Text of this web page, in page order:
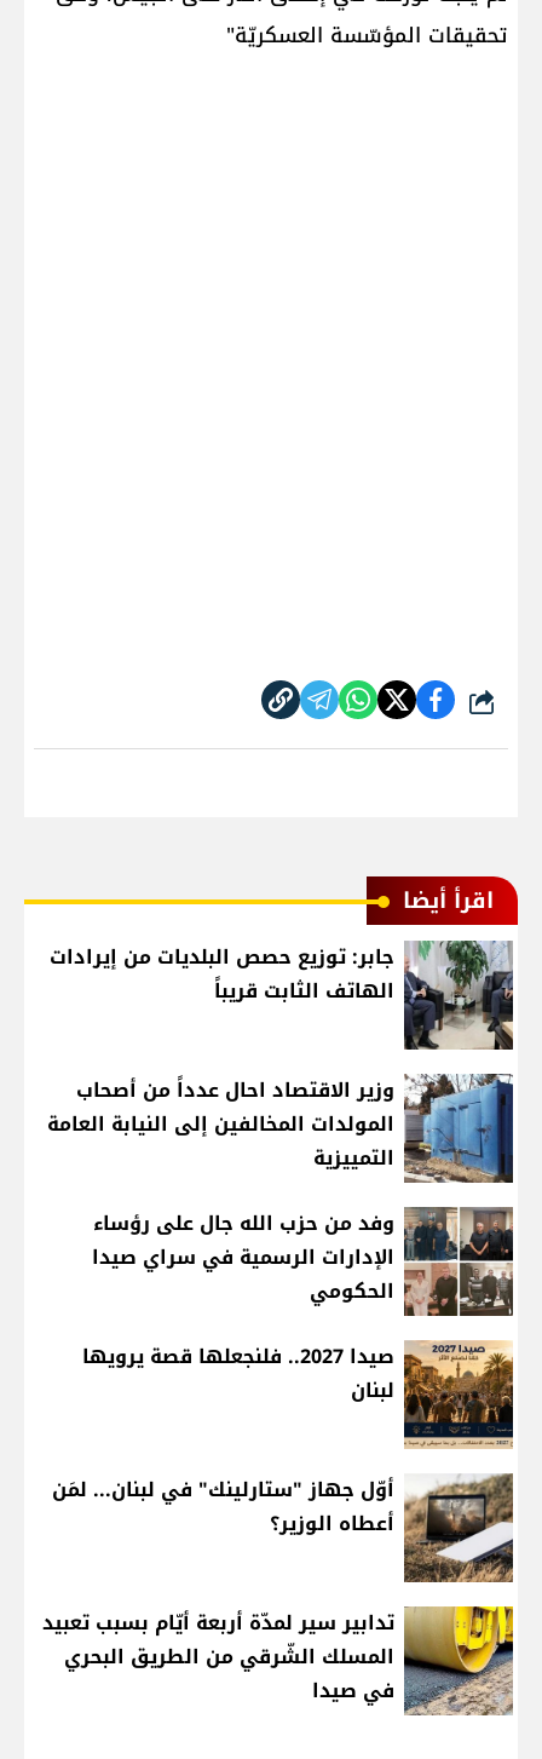
تحقيقات المؤسّسة العسكريّة"
شارك
اقرأ أيضا
جابر: توزيع حصص البلديات من إيرادات
الهاتف الثابت قريباً
وزير الاقتصاد احال عدداً من أصحاب
المولدات المخالفين إلى النيابة العامة
التمييزية
وفد من حزب الله جال على رؤساء
الإدارات الرسمية في سراي صيدا
الحكومي
صيدا 2027.. فلنجعلها قصة يرويها
لبنان
أوّل جهاز "ستارلينك" في لبنان... لمَن
أعطاه الوزير؟
تدابير سير لمدّة أربعة أيّام بسبب تعبيد
المسلك الشّرقي من الطريق البحري
في صيدا